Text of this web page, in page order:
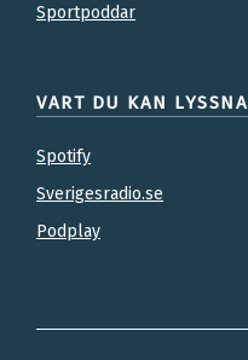
Sportpoddar
VART DU KAN LYSSNA
Spotify
Sverigesradio.se
Podplay